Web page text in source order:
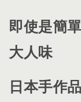
即使是簡
大人味
日本手作